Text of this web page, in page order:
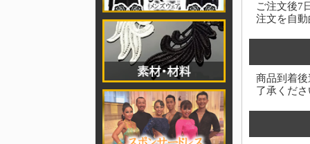
ご注文後7
注文を自
商品到着
了承くだ